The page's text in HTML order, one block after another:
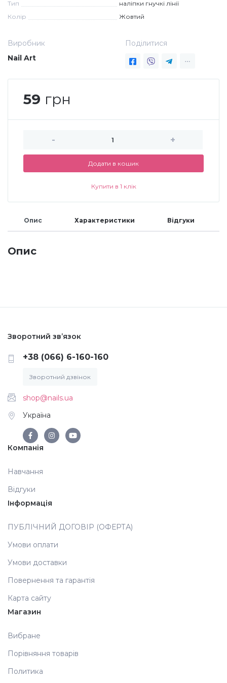
Дезінфекція та стерилізація
Декор для нігтів
Трикутники (каміфубукі)
Наклейки гнучкі лінії
Наліпки гнучкі лінії
Меланж (цукровий ефект)
Інші прикраси
Фарби для розпису
Фольга для лиття (ефект кракелюра)
Навчання
Тип
наліпки гнучкі лінії
Колір
Жовтий
Виробник
Nail Art
Поділитися
59 грн
- +
Додати в кошик
Купити в 1 клік
Опис Характеристики Відгуки
Опис
Зворотний зв’язок
+38 (066) 6-160-160
Зворотний дзвінок
shop@nails.ua
Україна
Компанія
Навчання
Відгуки
Інформація
ПУБЛІЧНИЙ ДОГОВІР (ОФЕРТА)
Умови оплати
Умови доставки
Повернення та гарантія
Карта сайту
Магазин
Вибране
Порівняння товарів
Политика